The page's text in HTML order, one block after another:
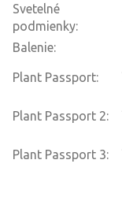
Svetelné
podmienky:
Balenie:
Plant Passport:
Plant Passport 2:
Plant Passport 3: